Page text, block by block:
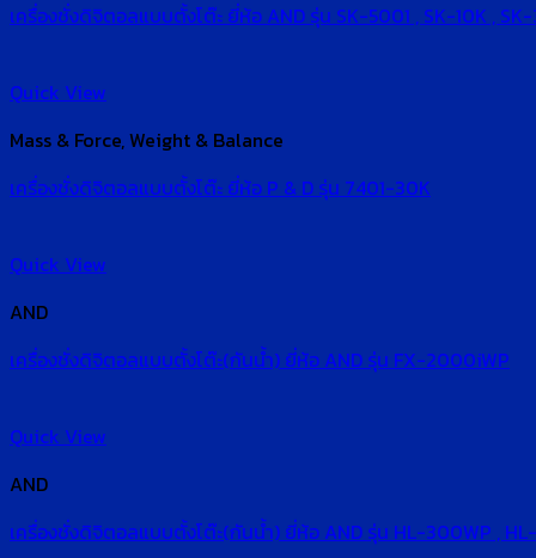
เครื่องชั่งดิจิตอลแบบตั้งโต๊ะ ยี่ห้อ AND รุ่น SK-5001 , SK-10K ,
Quick View
Mass & Force, Weight & Balance
เครื่องชั่งดิจิตอลแบบตั้งโต๊ะ ยี่ห้อ P & D รุ่น 7401-30K
Quick View
AND
เครื่องชั่งดิจิตอลแบบตั้งโต๊ะ(กันน้ำ) ยี่ห้อ AND รุ่น FX-2000iWP
Quick View
AND
เครื่องชั่งดิจิตอลแบบตั้งโต๊ะ(กันน้ำ) ยี่ห้อ AND รุ่น HL-300WP ,